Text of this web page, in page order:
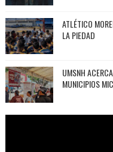
ATLÉTICO
LA PIEDAD
UMSNH
MUNICIPIOS